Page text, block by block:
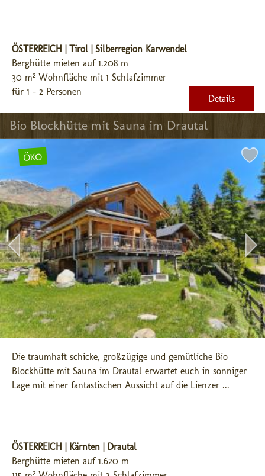
ÖSTERREICH | Tirol | Silberregion Karwendel
Berghütte mieten auf 1.208 m
30 m² Wohnfläche mit 1 Schlafzimmer
für 1 - 2 Personen
Details
Bio Blockhütte mit Sauna im Drautal
ÖKO
Die traumhaft schicke, großzügige und gemütliche Bio
Blockhütte mit Sauna im Drautal erwartet euch in sonniger
Lage mit einer fantastischen Aussicht auf die Lienzer ...
ÖSTERREICH | Kärnten | Drautal
Berghütte mieten auf 1.620 m